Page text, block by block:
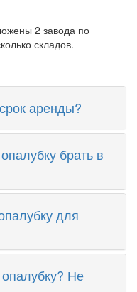
2 завода по
складов.
аренды?
брать в
для
Не